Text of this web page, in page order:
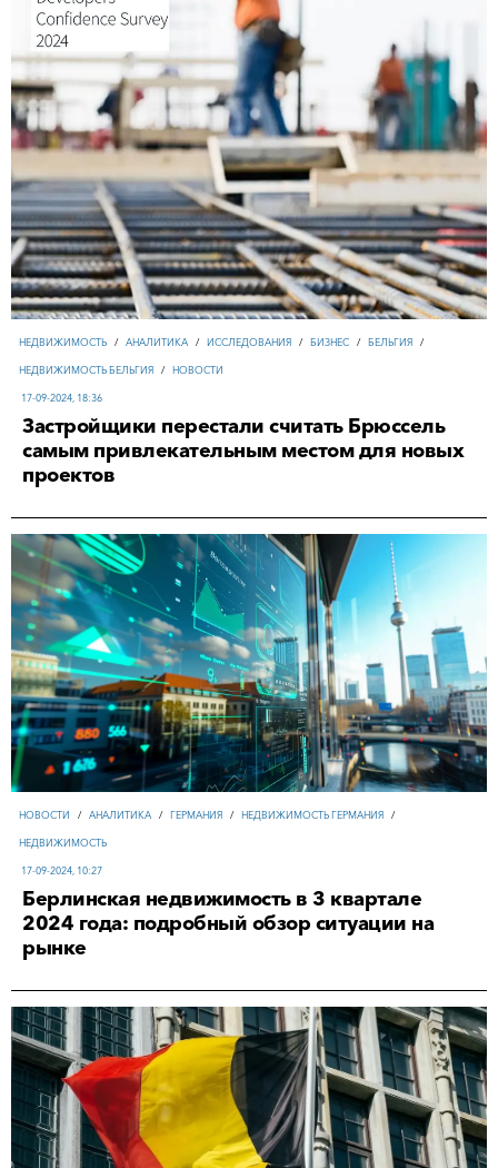
НЕДВИЖИМОСТЬ / АНАЛИТИКА / ИССЛЕДОВАНИЯ / БИЗНЕС / БЕЛЬГИЯ /
НЕДВИЖИМОСТЬ БЕЛЬГИЯ / НОВОСТИ
17-09-2024, 18:36
Застройщики перестали считать Брюссель
самым привлекательным местом для новых
проектов
НОВОСТИ / АНАЛИТИКА / ГЕРМАНИЯ / НЕДВИЖИМОСТЬ ГЕРМАНИЯ /
НЕДВИЖИМОСТЬ
17-09-2024, 10:27
Берлинская недвижимость в 3 квартале
2024 года: подробный обзор ситуации на
рынке